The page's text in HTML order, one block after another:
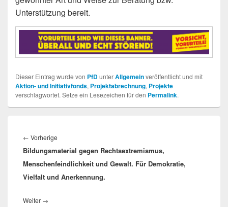
Unterstützung bereit.
Dieser Eintrag wurde von PfDunterAllgemeinveröffentlicht und mit
Aktion- und Initiativfonds, Projektabrechnung, Projekte
verschlagwortet. Setze ein Lesezeichen für den Permalink.
← Vorherige
Beitrag:
Bildungsmaterial gegen Rechts­extremis­mus,
Menschenfeindlichkeit und Gewalt. Für Demokratie,
Vielfalt und Anerkennung.
Weiter →